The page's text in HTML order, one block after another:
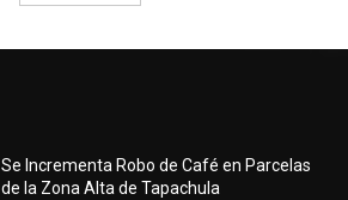
Se Incrementa Robo de Café en Parcelas
de la Zona Alta de Tapachula